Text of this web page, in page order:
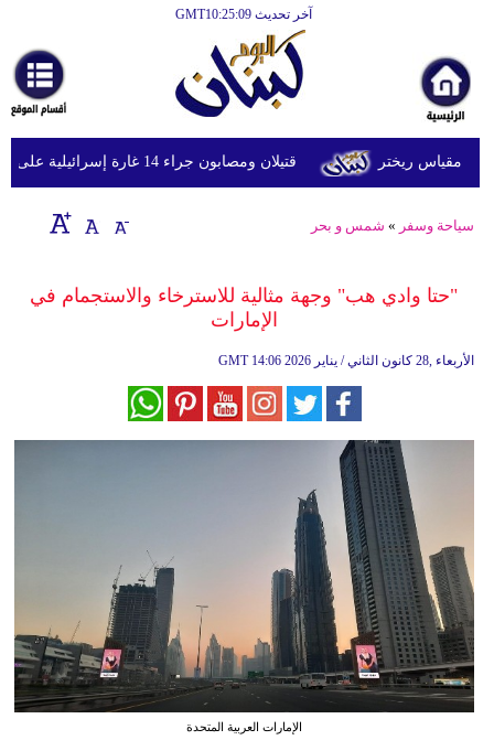
آخر تحديث GMT10:25:09
أخبارعاجلة
رياضة
ثقافة
إقتصاد
وموسيقى
إعلام
تعليم
قتيلان ومصابون جراء 14 غارة إسرائيلية على شرق وجنوب لبنان
سياحة وسفر » شمس و بحر
"حتا وادي هب" وجهة مثالية للاسترخاء والاستجمام في
الإمارات
GMT 14:06 2026 الأربعاء ,28 كانون الثاني / يناير
الإمارات العربية المتحدة